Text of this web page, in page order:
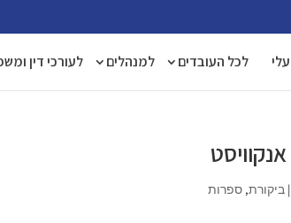
לכל העובדים למנהלים לעורכי דין
|ביקורת,ספרות